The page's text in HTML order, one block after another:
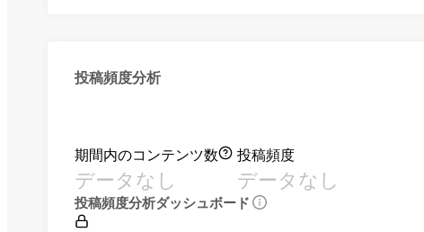
投稿頻度分析
期間内のコンテンツ数
データなし
投稿頻度
データなし
投稿頻度分析ダッシュボード